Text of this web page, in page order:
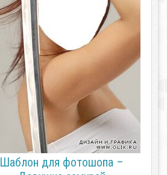
Шаблон для фотошопа –